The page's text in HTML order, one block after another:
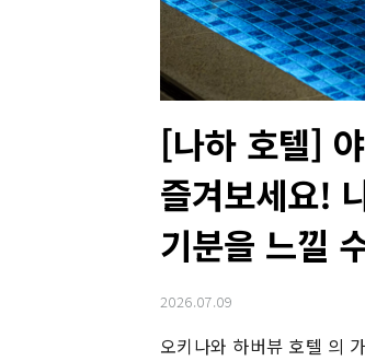
[나하 호텔]
즐겨보세요!
기분을 느낄
2026.07.09
오키나와 하버뷰 호텔 의